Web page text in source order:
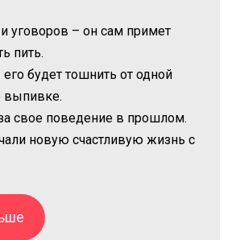
и уговоров – он сам примет
пить.
будет тошнить от одной
выпивке.
за свое поведение в прошлом.
новую счастливую жизнь с